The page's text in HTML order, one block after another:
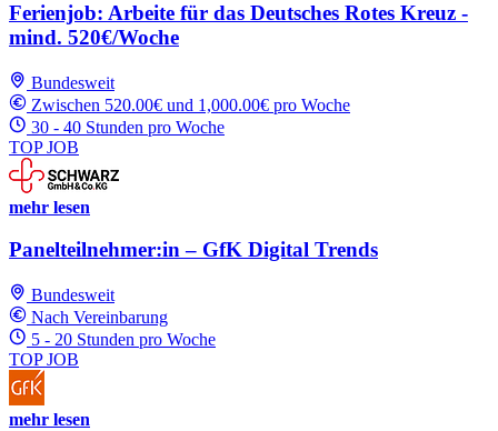
Ferienjob: Arbeite für das Deutsches Rotes Kreuz -
mind. 520€/Woche
Bundesweit
Zwischen 520.00€ und 1,000.00€ pro Woche
30 - 40 Stunden pro Woche
TOP JOB
mehr lesen
Panelteilnehmer:in – GfK Digital Trends
Bundesweit
Nach Vereinbarung
5 - 20 Stunden pro Woche
TOP JOB
mehr lesen